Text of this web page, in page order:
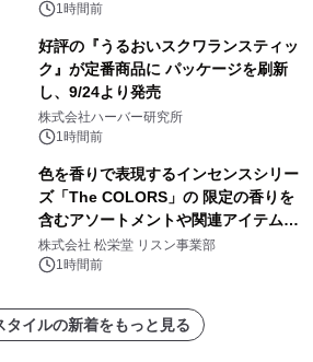
1時間前
好評の『うるおいスクワランスティッ
ク』が定番商品に パッケージを刷新
し、9/24より発売
株式会社ハーバー研究所
1時間前
色を香りで表現するインセンスシリー
ズ「The COLORS」の 限定の香りを
含むアソートメントや関連アイテムを
8月6日発売
株式会社 松栄堂 リスン事業部
1時間前
タイルの新着をもっと見る